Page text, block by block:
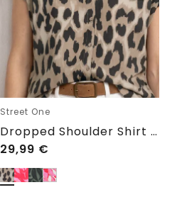
Street One
Dropped Shoulder Shirt im Blusen-Look
29,99 €